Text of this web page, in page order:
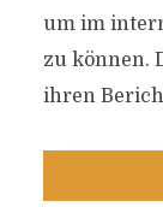
um im
zu können.
ihren